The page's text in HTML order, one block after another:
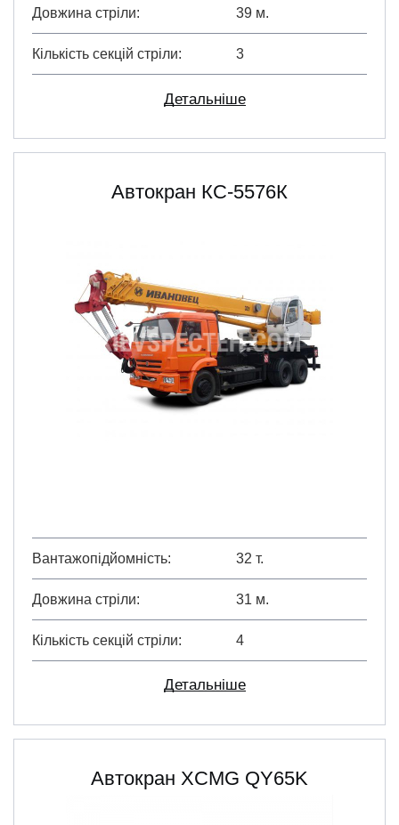
Довжина стріли 39 м.
Кількість секцій стріли 3
Детальніше
Автокран КС-5576К
Вантажопідйомність 32 т.
Довжина стріли 31 м.
Кількість секцій стріли 4
Детальніше
Автокран XCMG QY65K